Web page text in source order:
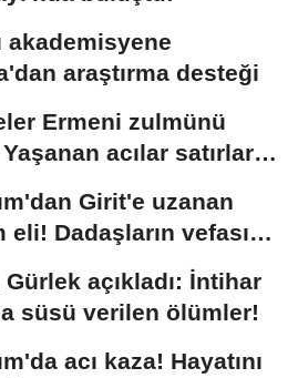
akademisyene
araştırma desteği
Ermeni zulmünü
acılar satırlara
Girit'e uzanan
eli! Dadaşların vefası
açıkladı: İntihar
süsü verilen ölümler!
acı kaza! Hayatını